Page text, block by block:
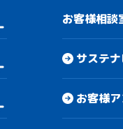
お客様相談
サステ
お客様